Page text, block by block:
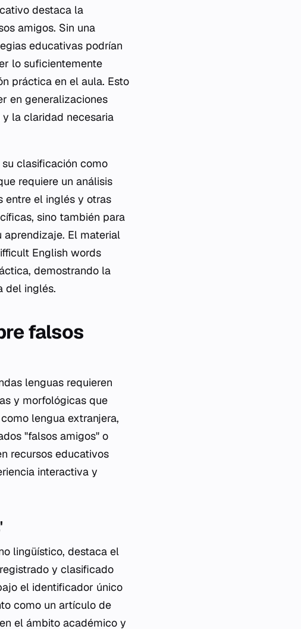
destaca la
amigos. Sin una
educativas podrían
lo suficientemente
práctica en el aula. Esto
en generalizaciones
la claridad necesaria
clasificación como
requiere un análisis
entre el inglés y otras
sino también para
El material
English words
demostrando la
del inglés.
falsos
lenguas requieren
y morfológicas que
lengua extranjera,
"falsos amigos" o
recursos educativos
interactiva y
lingüístico, destaca el
y clasificado
el identificador único
como un artículo de
el ámbito académico y